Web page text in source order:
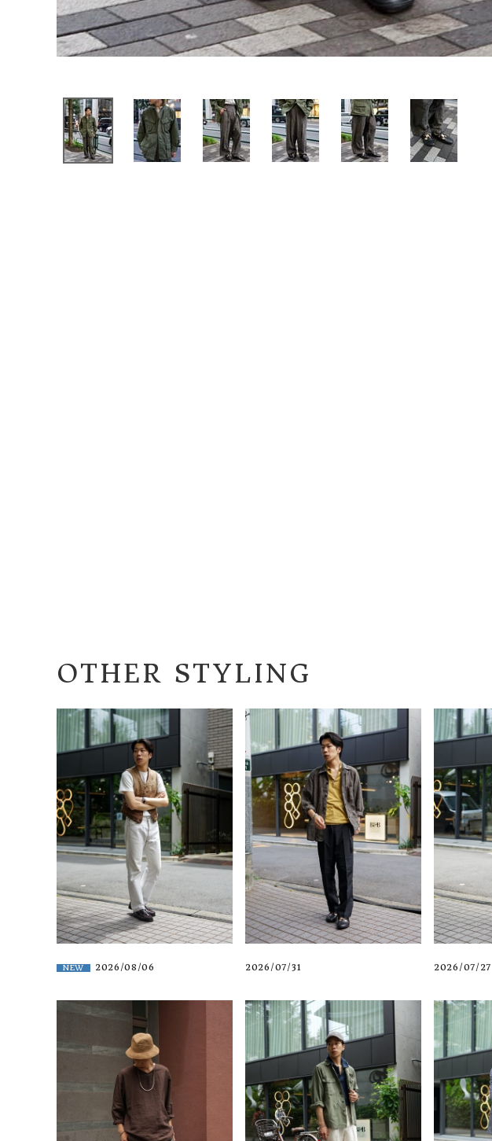
OTHER STYLING
NEW 2026/08/06 2026/07/31 2026/07/27